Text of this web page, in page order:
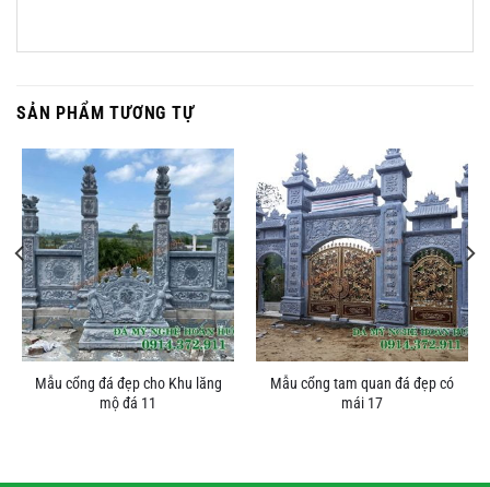
SẢN PHẨM TƯƠNG TỰ
Mẫu cổng đá đẹp cho Khu lăng
mộ đá 11
Mẫu cổng tam quan đá đẹp có
mái 17